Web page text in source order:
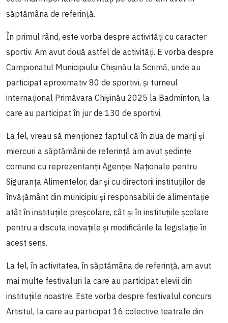
săptămâna de referință.
În primul rând, este vorba despre activități cu caracter
sportiv. Am avut două astfel de activități. E vorba despre
Campionatul Municipiului Chișinău la Scrimă, unde au
participat aproximativ 80 de sportivi, și turneul
internațional Primăvara Chișinău 2025 la Badminton, la
care au participat în jur de 130 de sportivi.
La fel, vreau să menționez faptul că în ziua de marți și
miercuri a săptămânii de referință am avut ședințe
comune cu reprezentanții Agenției Naționale pentru
Siguranța Alimentelor, dar și cu directorii instituțiilor de
învățământ din municipiu și responsabilii de alimentație
atât în instituțiile preșcolare, cât și în instituțiile școlare
pentru a discuta inovațiile și modificările la legislație în
acest sens.
La fel, în activitatea, în săptămâna de referință, am avut
mai multe festivaluri la care au participat elevii din
instituțiile noastre. Este vorba despre festivalul concurs
Artistul, la care au participat 16 colective teatrale din